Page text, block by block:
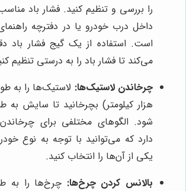
را بررسی و تنظیم کنید. فشار باد
داخل درب خودرو یا در دفترچه
است. استفاده از یک گیج فشار باد
می‌کند تا فشار باد را به درستی تنظیم
چرخاندن لاستیک‌ها:
هزار کیلومتر) بچرخانید تا سایش به
شود. الگوهای مختلفی برای
دارد که می‌توانید با توجه به نوع
یکی از آن‌ها را انتخاب کنید.
بالانس کردن چرخ‌ها: چرخ‌ها را به